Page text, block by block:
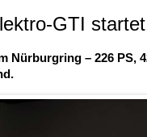
GTI
Nürburgring – 226 PS,